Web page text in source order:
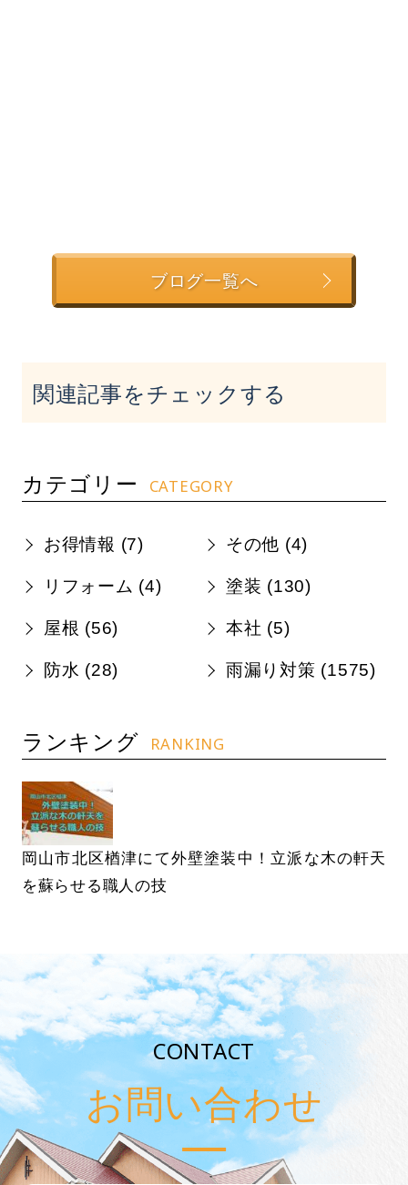
ブログ一覧へ
関連記事をチェックする
カテゴリー CATEGORY
お得情報 (7) その他 (4)
リフォーム (4) 塗装 (130)
屋根 (56) 本社 (5)
防水 (28) 雨漏り対策 (1575)
ランキング RANKING
岡山市北区楢津にて外壁塗装中！立派な木の軒天
を蘇らせる職人の技
CONTACT
お問い合わせ